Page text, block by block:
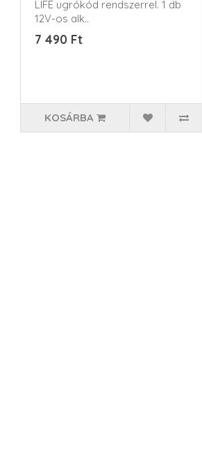
LIFE ugrókód rendszerrel. 1 db
12V-os alk..
7 490 Ft
KOSÁRBA